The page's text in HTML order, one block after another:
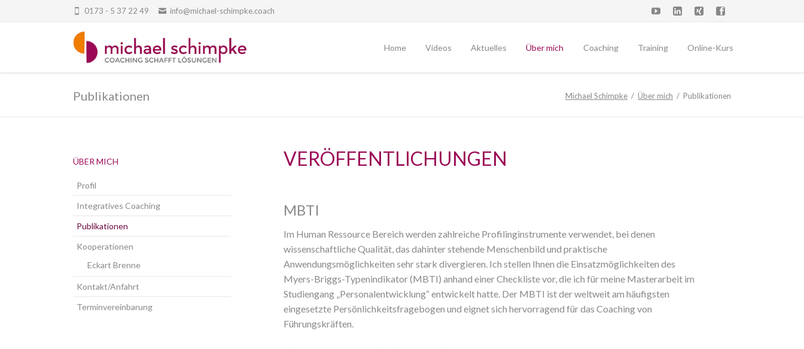
0173 - 5 37 22 49 info@michael-schimpke.coach
Home Videos Aktuelles
Podcast
Über mich
Integratives Coaching
Coaching
Privatklienten
Supervision
Training Online-Kurs
Publikationen Michael Schimpke Über mich Publikationen
VERÖFFENTLICHUNGEN
MBTI
Im Human Ressource Bereich werden zahlreiche Profilinginstrumente verwendet, bei denen
wissenschaftliche Qualität, das dahinter stehende Menschenbild und praktische
Anwendungsmöglichkeiten sehr stark divergieren. Ich stellen Ihnen die Einsatzmöglichkeiten des
Myers-Briggs-Typenindikator (MBTI) anhand einer Checkliste vor, die ich für meine Masterarbeit im
Studiengang „Personalentwicklung“ entwickelt hatte. Der MBTI ist der weltweit am häufigsten
eingesetzte Persönlichkeitsfragebogen und eignet sich hervorragend für das Coaching von
Führungskräften.
Navigation
ÜBER MICH
Profil
Integratives Coaching
Publikationen
Kooperationen
Eckart Brenne
Kontakt/Anfahrt
Terminvereinbarung